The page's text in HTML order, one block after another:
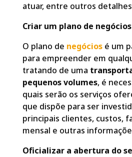
atuar, entre outros
Criar um plano de negócios
O plano de negóciosé um
para empreender em
tratando de uma
pequenos volumes, é
quais serão os serviços
que dispõe para ser
principais clientes, custos,
mensal e outras
Oficializar a abertura do